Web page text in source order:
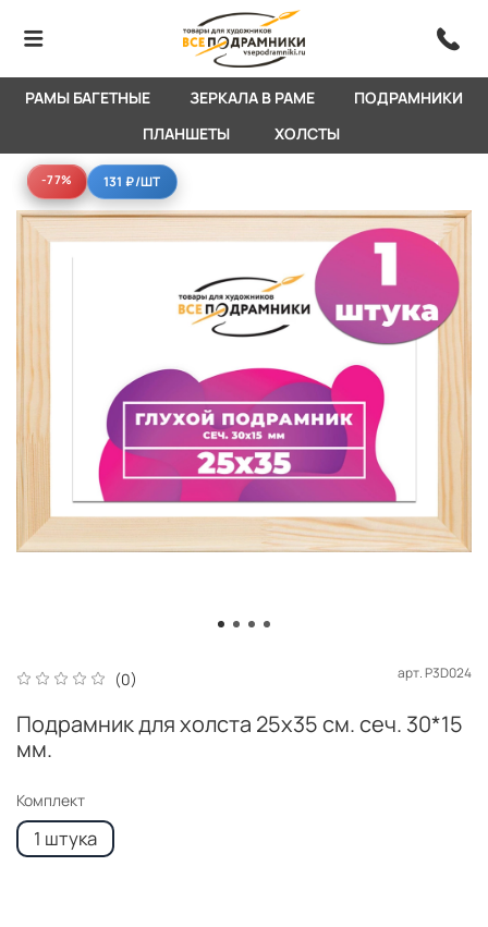
РАМЫ БАГЕТНЫЕ ЗЕРКАЛА В РАМЕ
ПОДРАМНИКИ
ПЛАНШЕТЫ
ХОЛСТЫ
-77%
-77% 131 ₽/ШТ
(0) арт.P3D024
Подрамник для холста 25x35 см. сеч. 30*15
мм.
Комплект
1 штука